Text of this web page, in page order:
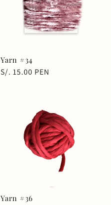
Yarn #34
Precio
S/. 15.00 PEN
Yarn #36